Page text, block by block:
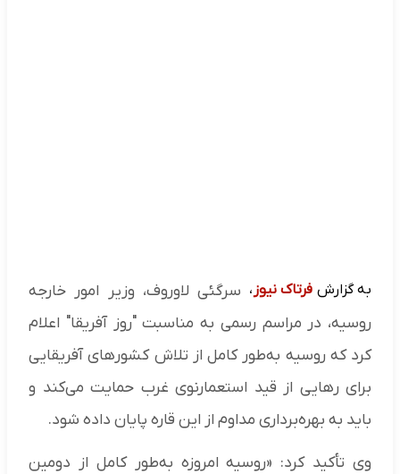
به گزارش فرتاک نیوز ، سرگئی لاوروف، وزیر امور خارجه
روسیه، در مراسم رسمی به مناسبت "روز آفریقا" اعلام
کرد که روسیه به‌طور کامل از تلاش کشورهای آفریقایی
برای رهایی از قید استعمارنوی غرب حمایت می‌کند و
باید به بهره‌برداری مداوم از این قاره پایان داده شود.
وی تأکید کرد: «روسیه امروزه به‌طور کامل از دومین